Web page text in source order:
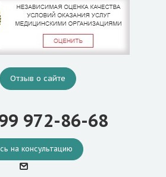
Отзыв о сайте
972-86-68
на консультацию